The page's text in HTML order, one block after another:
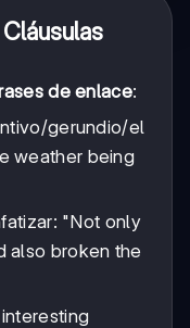
de enlace:
gerundio/el
weather being
"Not only
also broken the